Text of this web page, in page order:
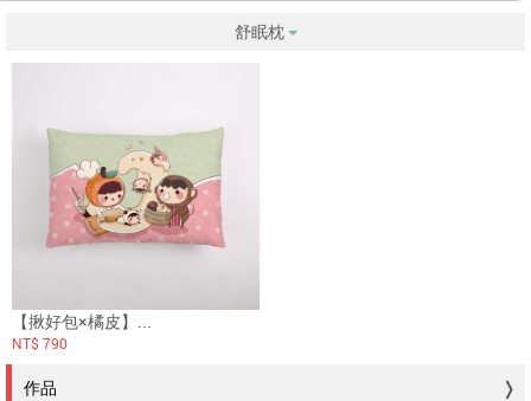
舒眠枕
【揪好包×橘皮】...
NT$ 790
作品